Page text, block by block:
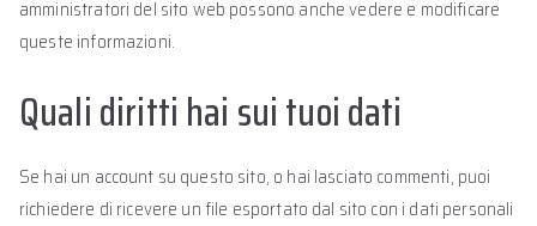
amministratori del sito web possono anche vedere e modificare
queste informazioni.
Quali diritti hai sui tuoi dati
Se hai un account su questo sito, o hai lasciato commenti, puoi
richiedere di ricevere un file esportato dal sito con i dati personali